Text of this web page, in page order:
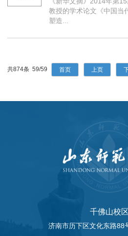
教授的学术论文《中国当
塑造...
共874条 59/59 首页 上页
千佛山校区
济南市历下区文化东路88